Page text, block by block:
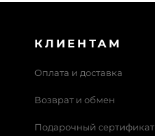
КЛИЕНТАМ
Оплата и доставка
Возврат и обмен
Подарочный сертификат